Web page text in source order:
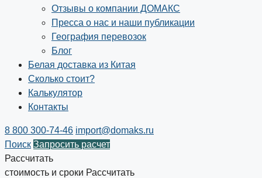
Отзывы о компании ДОМАКС
Пресса о нас и наши публикации
География перевозок
Блог
Белая доставка из Китая
Сколько стоит?
Калькулятор
Контакты
8 800 300-74-46 import@domaks.ru
Поиск Запросить расчет
Рассчитать
стоимость и сроки Рассчитать